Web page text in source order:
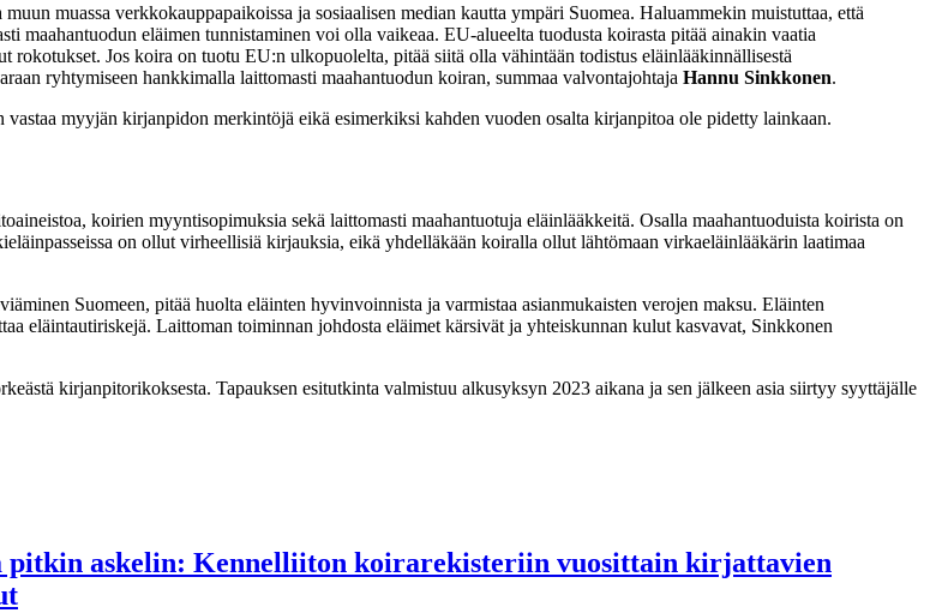
muassa verkkokauppapaikoissa ja sosiaalisen median kautta ympäri Suomea. Haluammekin muistuttaa, että
maahantuodun eläimen tunnistaminen voi olla vaikeaa. EU-alueelta tuodusta koirasta pitää ainakin vaatia
Jos koira on tuotu EU:n ulkopuolelta, pitää siitä olla vähintään todistus eläinlääkinnällisestä
ryhtymiseen hankkimalla laittomasti maahantuodun koiran, summaa valvontajohtaja Hannu Sinkkonen.
myyjän kirjanpidon merkintöjä eikä esimerkiksi kahden vuoden osalta kirjanpitoa ole pidetty lainkaan.
koirien myyntisopimuksia sekä laittomasti maahantuotuja eläinlääkkeitä. Osalla maahantuoduista koirista on
on ollut virheellisiä kirjauksia, eikä yhdelläkään koiralla ollut lähtömaan virkaeläinlääkärin laatimaa
Suomeen, pitää huolta eläinten hyvinvoinnista ja varmistaa asianmukaisten verojen maksu. Eläinten
eläintautiriskejä. Laittoman toiminnan johdosta eläimet kärsivät ja yhteiskunnan kulut kasvavat, Sinkkonen
kirjanpitorikoksesta. Tapauksen esitutkinta valmistuu alkusyksyn 2023 aikana ja sen jälkeen asia siirtyy syyttäjälle
pitkin askelin: Kennelliiton koirarekisteriin vuosittain kirjattavien